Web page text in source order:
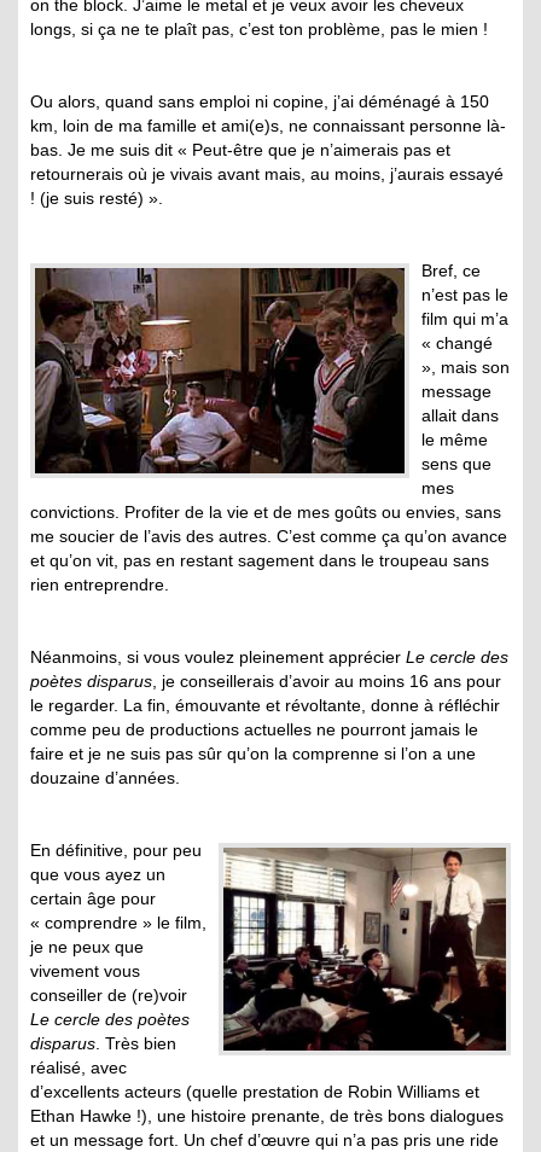
on the block. J’aime le metal et je veux avoir les cheveux
longs, si ça ne te plaît pas, c’est ton problème, pas le mien !
Ou alors, quand sans emploi ni copine, j’ai déménagé à 150
km, loin de ma famille et ami(e)s, ne connaissant personne là-
bas. Je me suis dit « Peut-être que je n’aimerais pas et
retournerais où je vivais avant mais, au moins, j’aurais essayé
! (je suis resté) ».
Bref, ce
n’est pas le
film qui m’a
« changé
», mais son
message
allait dans
le même
sens que
mes
convictions. Profiter de la vie et de mes goûts ou envies, sans
me soucier de l’avis des autres. C’est comme ça qu’on avance
et qu’on vit, pas en restant sagement dans le troupeau sans
rien entreprendre.
Néanmoins, si vous voulez pleinement apprécier Le cercle des
poètes disparus , je conseillerais d’avoir au moins 16 ans pour
le regarder. La fin, émouvante et révoltante, donne à réfléchir
comme peu de productions actuelles ne pourront jamais le
faire et je ne suis pas sûr qu’on la comprenne si l’on a une
douzaine d’années.
En définitive, pour peu
que vous ayez un
certain âge pour
« comprendre » le film,
je ne peux que
vivement vous
conseiller de (re)voir
Le cercle des poètes
disparus . Très bien
réalisé, avec
d’excellents acteurs (quelle prestation de Robin Williams et
Ethan Hawke !), une histoire prenante, de très bons dialogues
et un message fort. Un chef d’œuvre qui n’a pas pris une ride